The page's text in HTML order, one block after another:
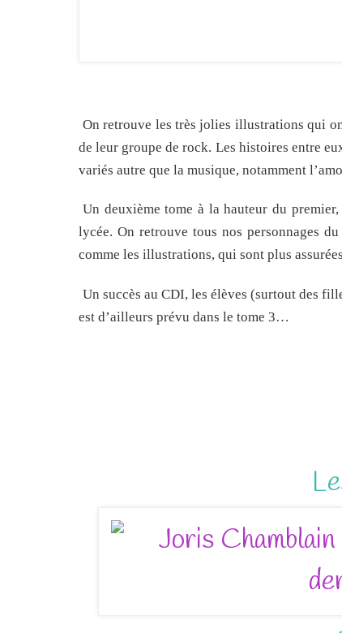
On retrouve les très jolies illustrations qui
de leur groupe de rock. Les histoires entre
variés autre que la musique, notamment
Un deuxième tome à la hauteur du
lycée. On retrouve tous nos personnages
comme les illustrations, qui sont plus
Un succès au CDI, les élèves (surtout des
est d’ailleurs prévu dans le tome 3…